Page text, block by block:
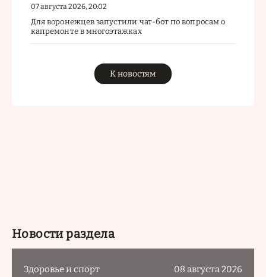
07 августа 2026, 20:02
Для воронежцев запустили чат-бот по вопросам о
капремонте в многоэтажках
К новостям
Новости раздела
Здоровье и спорт 08 августа 2026